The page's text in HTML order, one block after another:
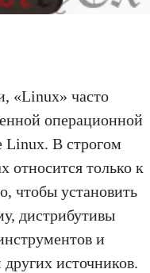
«Linux» часто
операционной
Linux. В строгом
относится только к
чтобы установить
дистрибутивы
и
источников.